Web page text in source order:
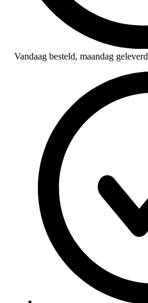
Vandaag besteld, maandag geleverd